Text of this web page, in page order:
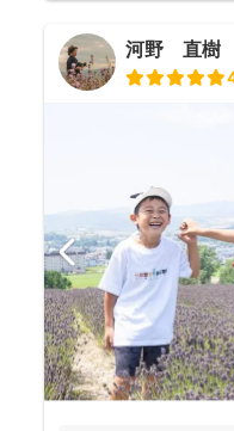
河野 直樹